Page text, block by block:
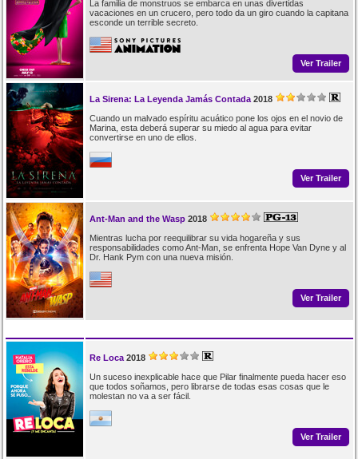
La familia de monstruos se embarca en unas divertidas
vacaciones en un crucero, pero todo da un giro cuando la capitana
esconde un terrible secreto.
Ver Trailer
La Sirena: La Leyenda Jamás Contada 2018
Cuando un malvado espíritu acuático pone los ojos en el novio de
Marina, esta deberá superar su miedo al agua para evitar
convertirse en uno de ellos.
Ver Trailer
Ant-Man and the Wasp 2018
Mientras lucha por reequilibrar su vida hogareña y sus
responsabilidades como Ant-Man, se enfrenta Hope Van Dyne y al
Dr. Hank Pym con una nueva misión.
Ver Trailer
Re Loca 2018
Un suceso inexplicable hace que Pilar finalmente pueda hacer eso
que todos soñamos, pero librarse de todas esas cosas que le
molestan no va a ser fácil.
Ver Trailer